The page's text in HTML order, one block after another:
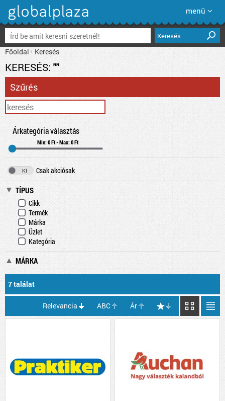
menü
Keresés
Főoldal Keresés
KERESÉS: ""
Szűrés
Árkategória választás
Min: 0 Ft - Max: 0 Ft
Csak akciósak
TÍPUS
Cikk
Termék
Márka
Üzlet
Kategória
MÁRKA
7 találat
Relevancia ABC Ár